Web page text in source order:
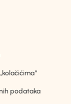
podataka